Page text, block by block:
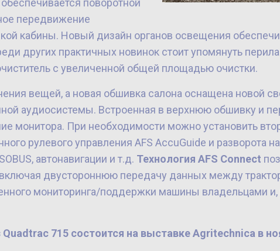
поворотной
передвижение
кабины. Новый дизайн органов освещения
других практичных новинок стоит упомянуть
с увеличенной общей площадью очистки.
вещей, а новая обшивка салона оснащена новой
аудиосистемы. Встроенная в верхнюю обшивку и
монитора. При необходимости можно установить
рулевого управления AFS AccuGuide и разворота
автонавигации и т.д. Технология AFS Connect
двустороннюю передачу данных между
мониторинга/поддержки машины владельцами
715 состоится на выставке Agritechnica в